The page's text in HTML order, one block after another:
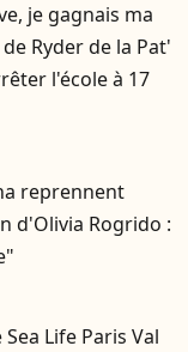
je gagnais ma
Ryder de la Pat'
l'école à 17
reprennent
d'Olivia Rogrido :
Life Paris Val